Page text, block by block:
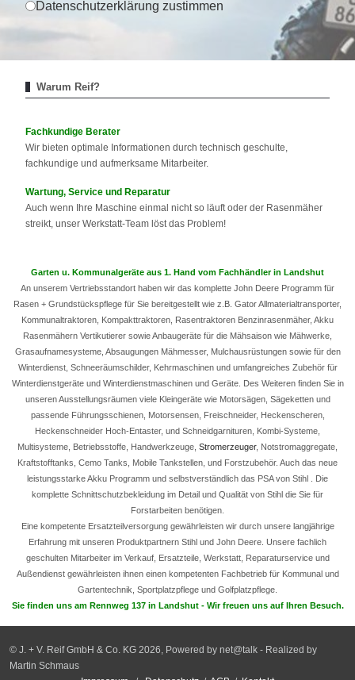
Datenschutzerklärung zustimmen
Warum Reif?
Fachkundige Berater
Wir bieten optimale Informationen durch technisch geschulte,
fachkundige und aufmerksame Mitarbeiter.
Wartung, Service und Reparatur
Auch wenn Ihre Maschine einmal nicht so läuft oder der Rasenmäher
streikt, unser Werkstatt-Team löst das Problem!
Garten u. Kommunalgeräte aus 1. Hand vom Fachhändler in Landshut
An unserem Vertriebsstandort haben wir das komplette John Deere Programm für
Rasen + Grundstückspflege für Sie bereitgestellt wie z.B. Gator Allmaterialtransporter,
Kommunaltraktoren, Kompakttraktoren, Rasentraktoren Benzinrasenmäher, Akku
Rasenmähern Vertikutierer sowie Anbaugeräte für die Mähsaison wie Mähwerke,
Grasaufnamesysteme, Absaugungen Mähmesser, Mulchausrüstungen sowie für den
Winterdienst, Schneeräumschilder, Kehrmaschinen und umfangreiches Zubehör für
Winterdienstgeräte und Winterdienstmaschinen und Geräte. Des Weiteren finden Sie in
unseren Ausstellungsräumen viele Kleingeräte wie Motorsägen, Sägeketten und
passende Führungsschienen, Motorsensen, Freischneider, Heckenscheren,
Heckenschneider Hoch-Entaster, und Schneidgarnituren, Kombi-Systeme,
Multisysteme, Betriebsstoffe, Handwerkzeuge, Stromerzeuger, Notstromaggregate,
Kraftstofftanks, Cemo Tanks, Mobile Tankstellen, und Forstzubehör. Auch das neue
leistungsstarke Akku Programm und selbstverständlich das PSA von Stihl . Die
komplette Schnittschutzbekleidung im Detail und Qualität von Stihl die Sie für
Forstarbeiten benötigen.
Eine kompetente Ersatzteilversorgung gewährleisten wir durch unsere langjährige
Erfahrung mit unseren Produktpartnern Stihl und John Deere. Unsere fachlich
geschulten Mitarbeiter im Verkauf, Ersatzteile, Werkstatt, Reparaturservice und
Außendienst gewährleisten ihnen einen kompetenten Fachbetrieb für Kommunal und
Gartentechnik, Sportplatzpflege und Golfplatzpflege.
Sie finden uns am Rennweg 137 in Landshut - Wir freuen uns auf Ihren Besuch.
© J. + V. Reif GmbH & Co. KG 2026, Powered by net@talk - Realized by
Martin Schmaus